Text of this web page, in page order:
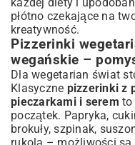
płótno czekające na
kreatywność.
Pizzerinki
wegańskie –
Dla wegetarian świat
Klasyczne pizzerinki z
pieczarkami i serem to
początek. Papryka,
brokuły, szpinak,